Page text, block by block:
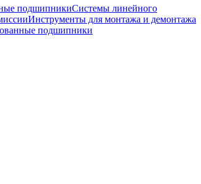
подшипникиСистемы линейного
Инструменты для монтажа и демонтажа
подшипники